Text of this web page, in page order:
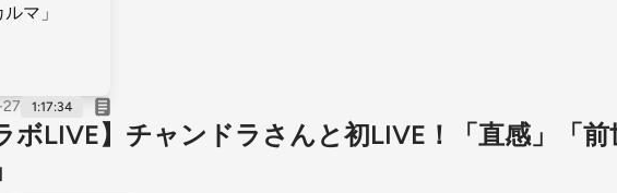
1:17:34
ボLIVE】チャンドラさんと初LIVE！「直感」「